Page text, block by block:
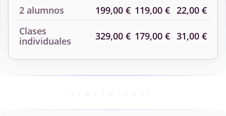
2 alumnos 199,00 € 119,00 € 22,00 €
Clases
individuales
329,00 € 179,00 € 31,00 €